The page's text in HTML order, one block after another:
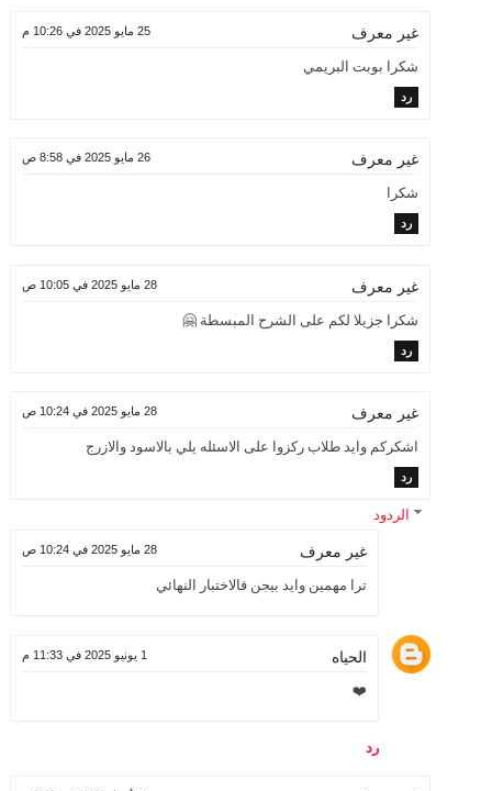
غير معرف 25 مايو 2025 في 10:26 م
شكرا بوبت البريمي
رد
غير معرف 26 مايو 2025 في 8:58 ص
شكرا
رد
غير معرف 28 مايو 2025 في 10:05 ص
شكرا جزيلا لكم على الشرح المبسطة 🤗
رد
غير معرف 28 مايو 2025 في 10:24 ص
اشكركم وايد طلاب ركزوا على الاسئله يلي بالاسود والازرج
رد
الردود
غير معرف 28 مايو 2025 في 10:24 ص
ترا مهمين وايد بيجن فالاختبار النهائي
الحياه 1 يونيو 2025 في 11:33 م
❤️
رد